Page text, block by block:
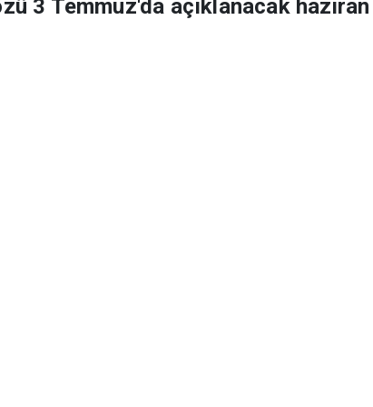
3 Temmuz'da açıklanacak